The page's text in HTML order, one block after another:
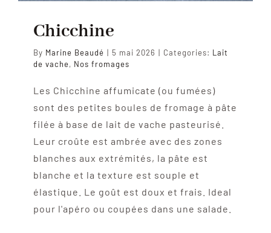
Chicchine
By Marine Beaudé | 5 mai 2026 | Categories: Lait
de vache, Nos fromages
Les Chicchine affumicate (ou fumées)
sont des petites boules de fromage à pâte
filée à base de lait de vache pasteurisé.
Leur croûte est ambrée avec des zones
blanches aux extrémités, la pâte est
blanche et la texture est souple et
élastique. Le goût est doux et frais. Ideal
pour l'apéro ou coupées dans une salade.